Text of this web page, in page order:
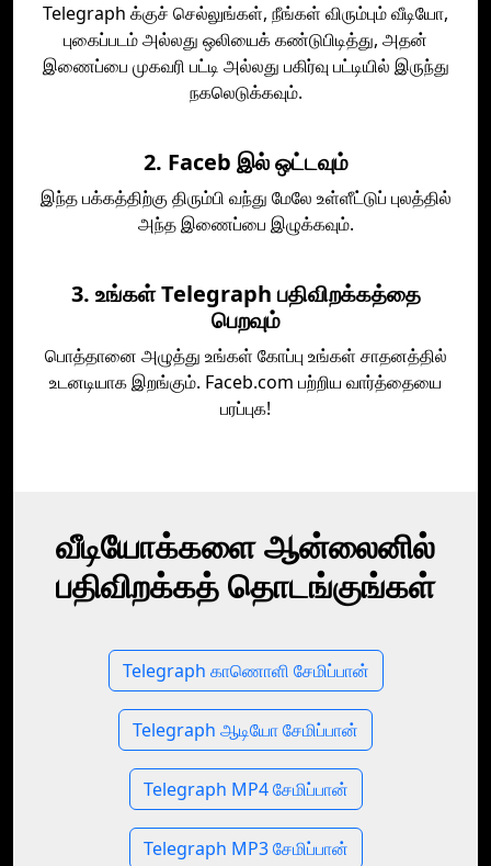
Telegraph க்குச் செல்லுங்கள், நீங்கள் விரும்பும் வீடியோ,
புகைப்படம் அல்லது ஒலியைக் கண்டுபிடித்து, அதன்
இணைப்பை முகவரி பட்டி அல்லது பகிர்வு பட்டியில் இருந்து
நகலெடுக்கவும்.
2. Faceb இல் ஒட்டவும்
இந்த பக்கத்திற்கு திரும்பி வந்து மேலே உள்ளீட்டுப் புலத்தில்
அந்த இணைப்பை இழுக்கவும்.
3. உங்கள் Telegraph பதிவிறக்கத்தை
பெறவும்
பொத்தானை அழுத்து உங்கள் கோப்பு உங்கள் சாதனத்தில்
உடனடியாக இறங்கும். Faceb.com பற்றிய வார்த்தையை
பரப்புக!
வீடியோக்களை ஆன்லைனில்
பதிவிறக்கத் தொடங்குங்கள்
Telegraph காணொளி சேமிப்பான்
Telegraph ஆடியோ சேமிப்பான்
Telegraph MP4 சேமிப்பான்
Telegraph MP3 சேமிப்பான்